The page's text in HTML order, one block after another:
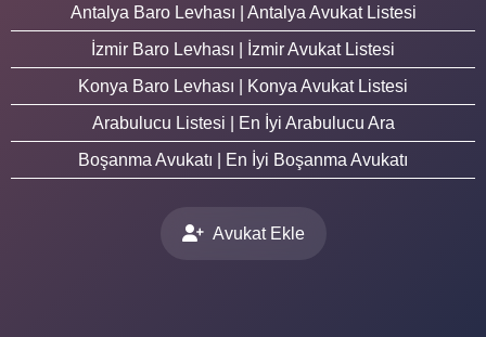
Antalya Baro Levhası | Antalya Avukat Listesi
İzmir Baro Levhası | İzmir Avukat Listesi
Konya Baro Levhası | Konya Avukat Listesi
Arabulucu Listesi | En İyi Arabulucu Ara
Boşanma Avukatı | En İyi Boşanma Avukatı
Avukat Ekle